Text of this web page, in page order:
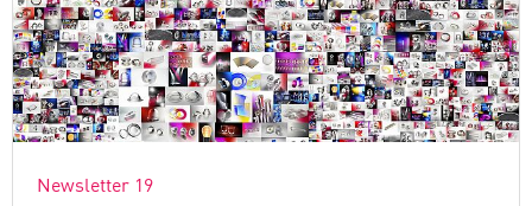
Newsletter 19